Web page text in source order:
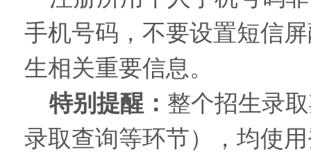
手机号码，不要设置短信
生相关重要信息。
特别提醒： 整个招生录
录取查询等环节），均使